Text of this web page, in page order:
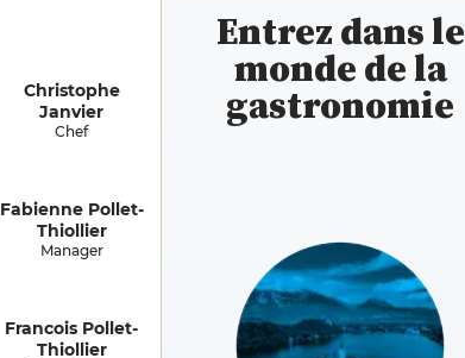
Christophe
Janvier
Chef
Fabienne Pollet-
Thiollier
Manager
Francois Pollet-
Thiollier
Entrez dans le
monde de la
gastronomie